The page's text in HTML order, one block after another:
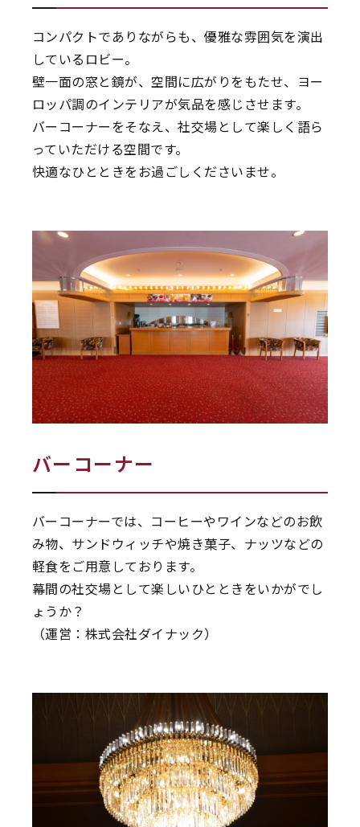
コンパクトでありながらも、優雅な雰囲気を演出
しているロビー。
壁一面の窓と鏡が、空間に広がりをもたせ、ヨー
ロッパ調のインテリアが気品を感じさせます。
バーコーナーをそなえ、社交場として楽しく語ら
っていただける空間です。
快適なひとときをお過ごしくださいませ。
バーコーナー
バーコーナーでは、コーヒーやワインなどのお飲
み物、サンドウィッチや焼き菓子、ナッツなどの
軽食をご用意しております。
幕間の社交場として楽しいひとときをいかがでし
ょうか？
（運営：株式会社ダイナック）